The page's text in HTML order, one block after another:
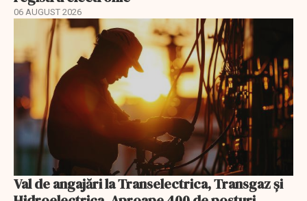
06 AUGUST 2026
Val de angajări la Transelectrica, Transgaz și